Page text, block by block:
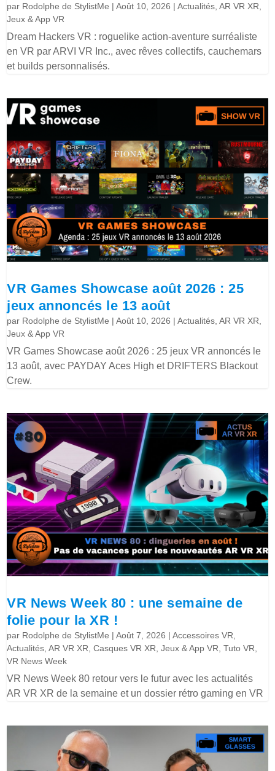
par Rodolphe de StylistMe |Août 10, 2026 |Actualités ,AR VR XR
Jeux & App VR
Dream Hackers VR : roguelike action-aventure surréaliste
en VR par ARVI VR Inc., avec rêves collectifs, cauchemars
et builds personnalisés.
VR Games Showcase août 2026 : 25
jeux annoncés le 13 août
par Rodolphe de StylistMe |Août 10, 2026 |Actualités ,AR VR XR
Jeux & App VR
VR Games Showcase août 2026 : 25 jeux VR annoncés le
13 août, avec PAYDAY Aces High et DRIFTERS Blackout
Crew.
VR News Week 80 : une semaine de
folie pour la XR !
par Rodolphe de StylistMe |Août 7, 2026 |Accessoires VR
Actualités ,AR VR XR ,Casques VR XR ,Jeux & App VR ,Tuto VR
VR News Week
VR News Week 80 retour vers le futur avec les actualités
AR VR XR de la semaine et un dossier rétro gaming en VR